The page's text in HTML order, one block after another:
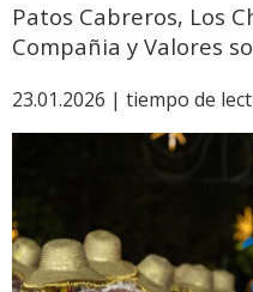
Patos Cabreros, Los
Compañia y Valores
23.01.2026 | tiempo de